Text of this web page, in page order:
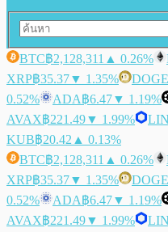
BTC฿2,128,311 ▲ 0.26%
XRP฿35.37▼ 1.35% DOGE
0.52%
ADA฿6.47▼ 1.19%
AVAX฿221.49▼ 1.99%
KUB฿20.42 ▲ 0.13%
BTC฿2,128,311 ▲ 0.26%
XRP฿35.37▼ 1.35% DOGE
0.52%
ADA฿6.47▼ 1.19%
AVAX฿221.49▼ 1.99%